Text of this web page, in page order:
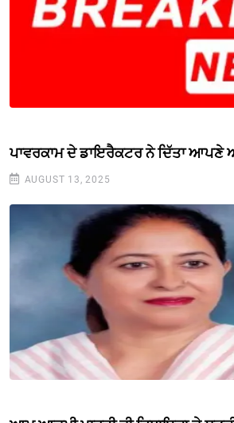
ਪਾਵਰਕਾਮ ਦੇ ਡਾਇਰੈਕਟਰ ਨੇ ਦਿੱਤਾ ਆਪਣੇ
AUGUST 13, 2025